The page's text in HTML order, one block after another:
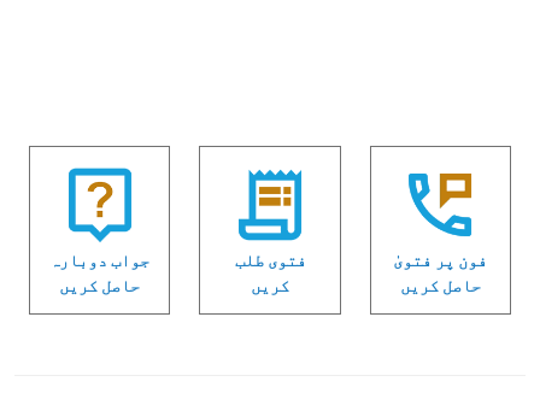
فون پر فتویٰ
حاصل کریں
فتوی طلب
کریں
جواب دوبارہ
حاصل کریں